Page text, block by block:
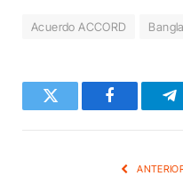
Acuerdo ACCORD
Twitter Facebook